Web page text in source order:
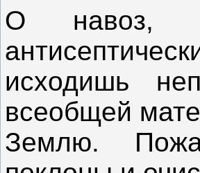
О навоз,
исходишь
всеобщей
Землю.